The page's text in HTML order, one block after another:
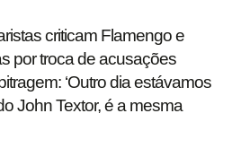
criticam Flamengo e
por troca de acusações
‘Outro dia estávamos
John Textor, é a mesma